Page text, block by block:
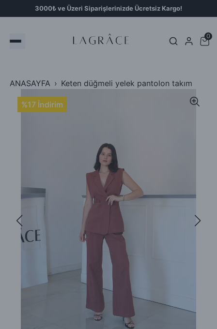
3000₺ ve Üzeri Siparişlerinizde Ücretsiz Kargo!
0
ANASAYFA Keten düğmeli yelek pantolon takım
%17 İndirim